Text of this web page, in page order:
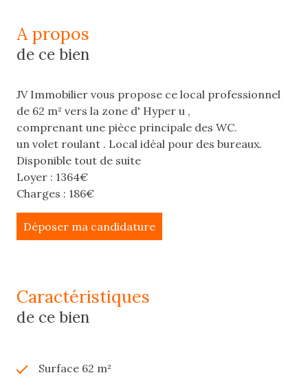
a propos
de ce bien
JV Immobilier vous propose ce local professionnel
de 62 m² vers la zone d' Hyper u ,
comprenant une pièce principale des WC.
un volet roulant . Local idéal pour des bureaux.
Disponible tout de suite
Loyer : 1364€
Charges : 186€
Déposer ma candidature
caractéristiques
de ce bien
Surface 62 m²